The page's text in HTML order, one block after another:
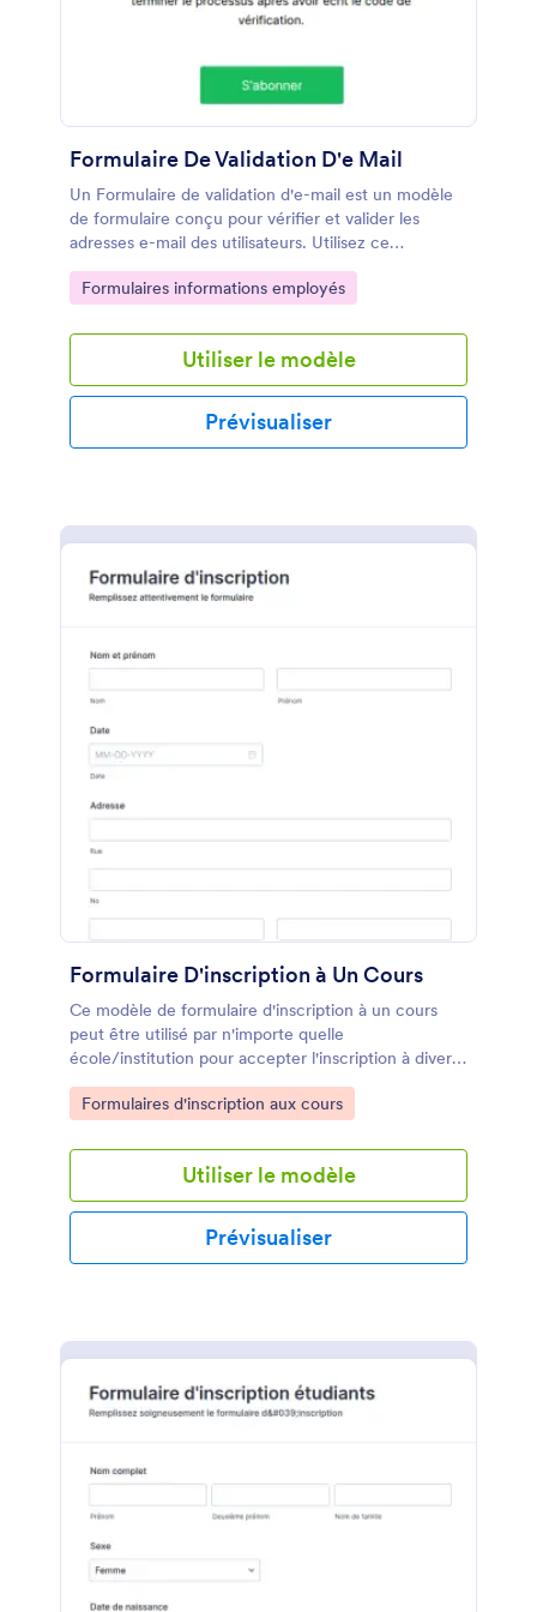
consentement signés sur n'importe quel appareil
COVID-19 gratuit de JotForm.
Formulaire De Validation D'e Mail
Un Formulaire de validation d'e-mail est un modèle
de formulaire conçu pour vérifier et valider les
adresses e-mail des utilisateurs. Utilisez ce
formulaire pour vous assurer que les adresses e-mail
que vous collectez sont valides et correctes, évitant
Go to Category:
Formulaires informations employés
Utiliser le modèle
Prévisualiser
Formulaire D'inscription à Un Cours
Ce modèle de formulaire d'inscription à un cours
peut être utilisé par n'importe quelle
école/institution pour accepter l'inscription à divers
programmes éducatifs qu'elle propose à ses
étudiants.
Go to Category:
Formulaires d'inscription aux cours
Utiliser le modèle
Prévisualiser